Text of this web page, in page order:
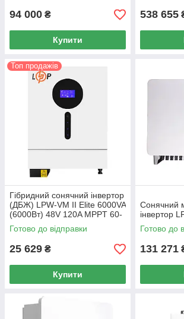
94 000 ₴
Купити
538 655
Топ продажів
Гібридний сонячний інвертор
(ДБЖ) LPW-VM II Elite 6000VA
(6000Вт) 48V 120A MPPT 60-
450V ON-OFF GRID
Готово до відправки
25 629 ₴
Купити
Сонячний
інвертор
Готово до
131 271